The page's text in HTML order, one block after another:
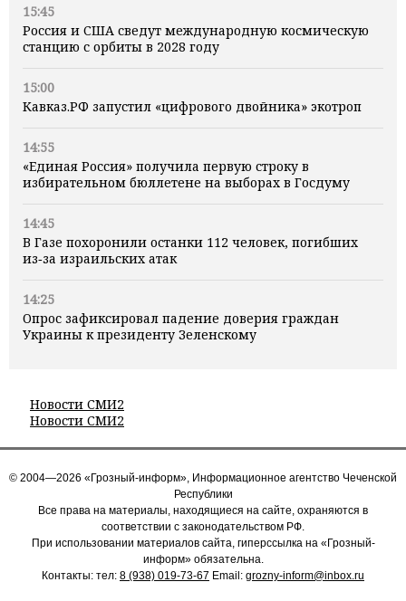
15:45
Россия и США сведут международную космическую
станцию с орбиты в 2028 году
15:00
Кавказ.РФ запустил «цифрового двойника» экотроп
14:55
«Единая Россия» получила первую строку в
избирательном бюллетене на выборах в Госдуму
14:45
В Газе похоронили останки 112 человек, погибших
из‑за израильских атак
14:25
Опрос зафиксировал падение доверия граждан
Украины к президенту Зеленскому
Новости СМИ2
Новости СМИ2
© 2004—2026 «Грозный-информ», Информационное агентство Чеченской
Республики
Все права на материалы, находящиеся на сайте, охраняются в
соответствии с законодательством РФ.
При использовании материалов сайта, гиперссылка на «Грозный-
информ» обязательна.
Контакты: тел: 8 (938) 019-73-67 Email: grozny-inform@inbox.ru